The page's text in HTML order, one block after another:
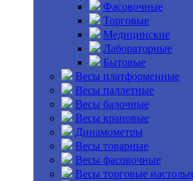
Фасовочные
Торговые
Медицинские
Лабораторные
Бытовые
Весы платформенные
Весы паллетные
Весы балочные
Весы крановые
Динамометры
Весы товарные
Весы фасовочные
Весы торговые